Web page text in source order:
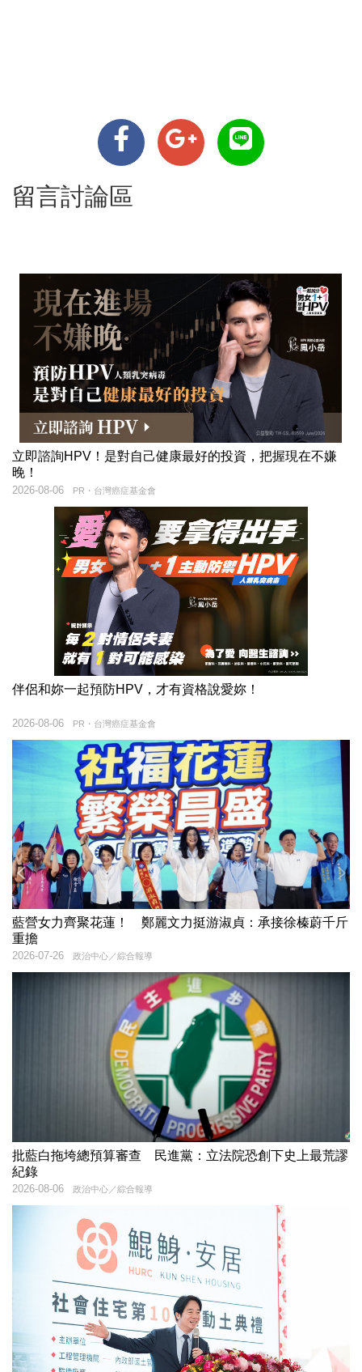
留言討論區
立即諮詢HPV！是對自己健康最好的投資，把握現在不嫌
晚！
PR・台灣癌症基金會
2026-08-06
伴侶和妳一起預防HPV，才有資格說愛妳！
PR・台灣癌症基金會
2026-08-06
藍營女力齊聚花蓮！ 鄭麗文力挺游淑貞：承接徐榛蔚千斤
重擔
政治中心／綜合報導
2026-07-26
批藍白拖垮總預算審查 民進黨：立法院恐創下史上最荒謬
紀錄
政治中心／綜合報導
2026-08-06